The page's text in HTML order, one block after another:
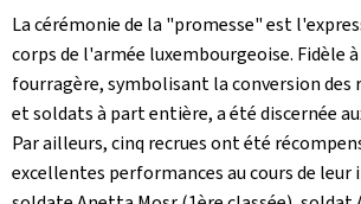
La cérémonie de la "promesse" est
corps de l'armée luxembourgeoise. Fidèle
fourragère, symbolisant la conversion des
et soldats à part entière, a été discernée
Par ailleurs, cinq recrues ont été
excellentes performances au cours de leur